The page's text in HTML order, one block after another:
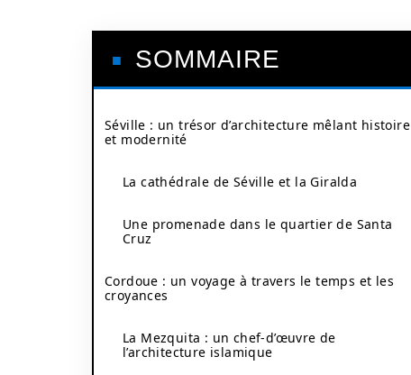
SOMMAIRE
Séville : un trésor d’architecture mêlant histoire
et modernité
La cathédrale de Séville et la Giralda
Une promenade dans le quartier de Santa
Cruz
Cordoue : un voyage à travers le temps et les
croyances
La Mezquita : un chef-d’œuvre de
l’architecture islamique